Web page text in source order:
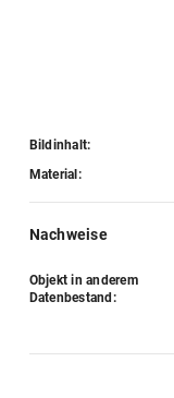
Bildinhalt:
Material:
Nachweise
Objekt in anderem
Datenbestand: